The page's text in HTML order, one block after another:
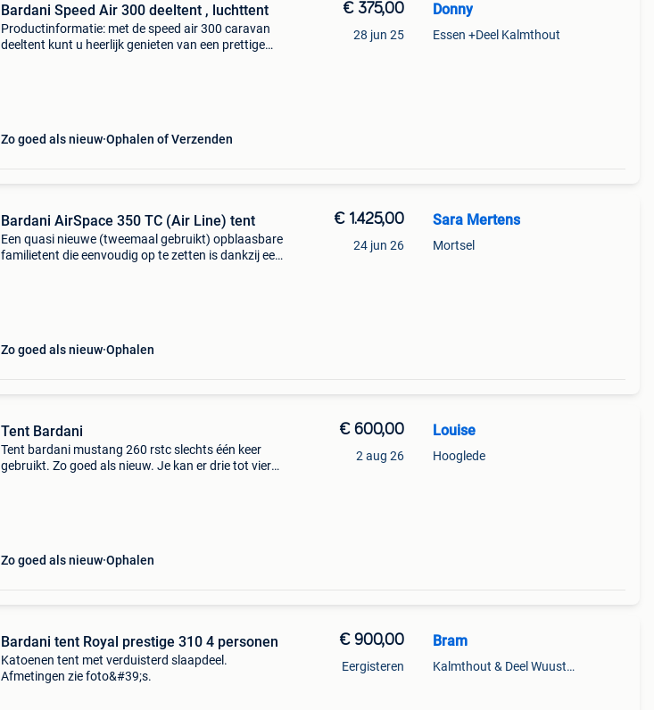
Bardani Speed Air 300 deeltent , luchttent
Productinformatie: met de speed air 300 caravan
deeltent kunt u heerlijk genieten van een prettige
Zo goed als nieuw Ophalen of Verzenden
€ 375,00
28 jun 25
Donny
Essen +Deel Kalmthout
Bardani AirSpace 350 TC (Air Line) tent
Een quasi nieuwe (tweemaal gebruikt) opblaasbare
familietent die eenvoudig op te zetten is dankzij een
Zo goed als nieuw Ophalen
€ 1.425,00
24 jun 26
Sara Mertens
Mortsel
Tent Bardani
Tent bardani mustang 260 rstc slechts één keer
gebruikt. Zo goed als nieuw. Je kan er drie tot vier
Zo goed als nieuw Ophalen
€ 600,00
2 aug 26
Louise
Hooglede
Bardani tent Royal prestige 310 4 personen
Katoenen tent met verduisterd slaapdeel.
Afmetingen zie foto&#39;s.
€ 900,00
Eergisteren
Bram
Kalmthout & Deel Wuustwezel